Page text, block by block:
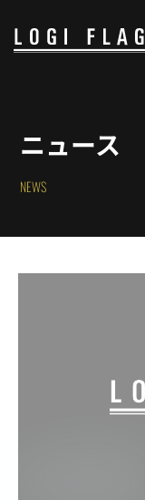
ニュース
NEWS